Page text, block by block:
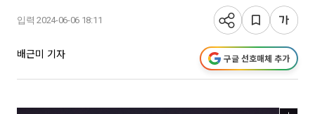
입력 2024-06-06 18:11
배근미 기자 구글 선호매체 추가